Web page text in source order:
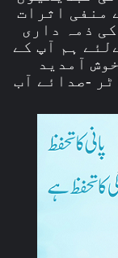
منفی اثرات
ذمہ داری
ہم آپ کے
آمدید
-صدائے آب